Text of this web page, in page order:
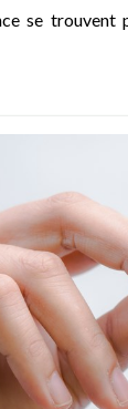
se trouvent